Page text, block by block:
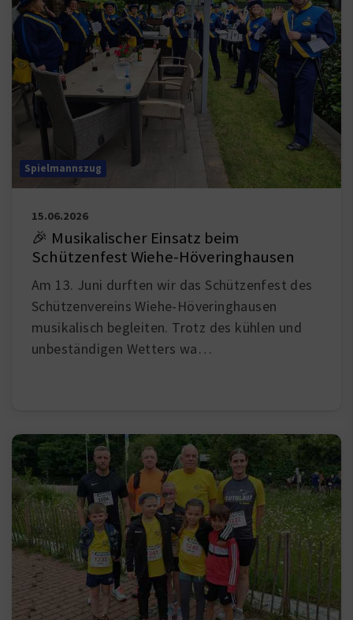
Spielmannszug
15.06.2026
🎉 Musikalischer Einsatz beim
Schützenfest Wiehe-Höveringhausen
Am 13. Juni durften wir das Schützenfest des
Schützenvereins Wiehe-Höveringhausen
musikalisch begleiten. Trotz des kühlen und
unbeständigen Wetters wa…